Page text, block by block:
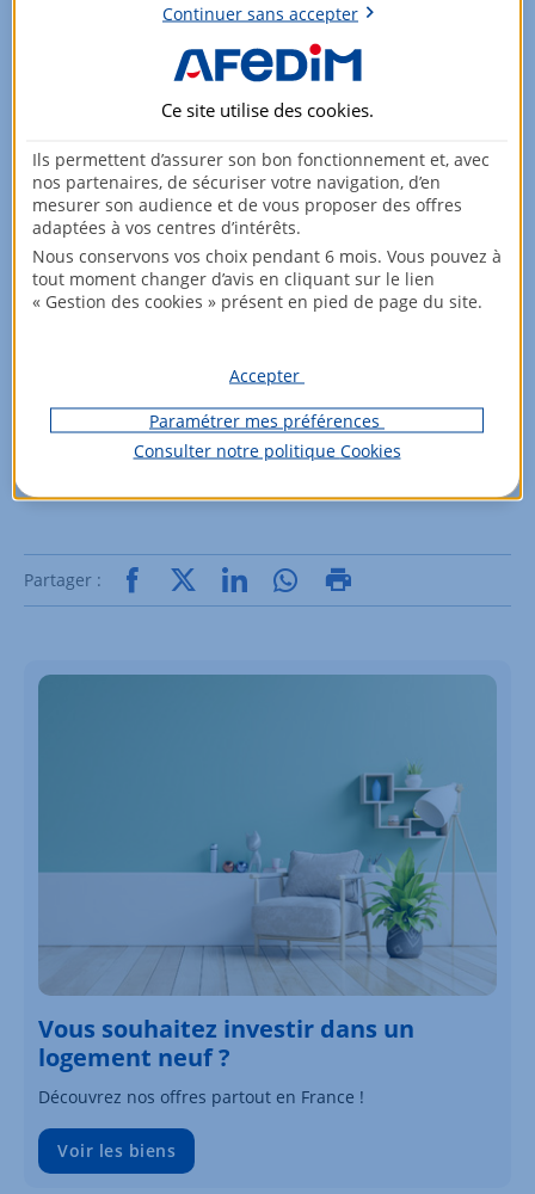
charges, dont la taxe foncière. Si le montant de ces
charges hors d’intérêts d’emprunt est supérieur aux
revenus, le déficit foncier permet de diminuer le
La location meublée
Le propriétaire qui met en location son bien immobilier en
meublé peut déclarer ses revenus locatifs de deux
manières, selon les revenus fonciers générés et son statut
(LMNP ou LMP) :
Le régime micro-BIC, plus simple au niveau de la
déclaration et du calcul de l’imposition qui permet un
abattement fiscal forfaitaire de 50 % sur le montant des
revenus locatifs. Si le logement est classé comme
meublé de tourisme, l’abattement est de 71%.
Partager :
Vous souhaitez investir dans un
logement neuf ?
Découvrez nos offres partout en France !
Voir les biens
Continuer sans accepter
Ce site utilise des cookies.
Ils permettent d’assurer son bon fonctionnement et, avec
nos partenaires, de sécuriser votre navigation, d’en
mesurer son audience et de vous proposer des offres
adaptées à vos centres d’intérêts.
Nous conservons vos choix pendant 6 mois. Vous pouvez à
tout moment changer d’avis en cliquant sur le lien
« Gestion des cookies » présent en pied de page du site.
Accepter
Paramétrer mes préférences
Consulter notre politique Cookies